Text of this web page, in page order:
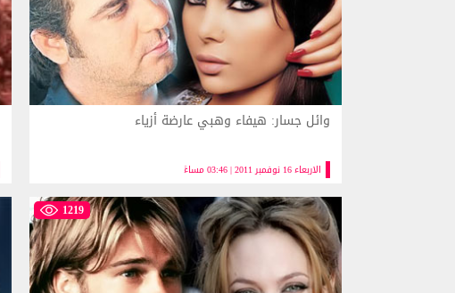
الاربعاء 16 نوفمبر 2011 | 03:46 مساءً
وائل جسار: هيفاء وهبي عارضة أزياء
1219